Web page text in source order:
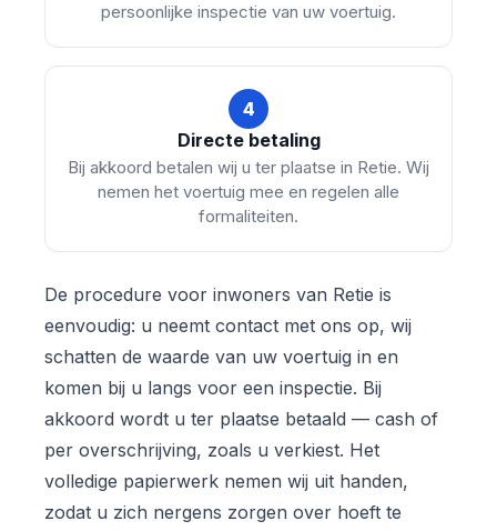
persoonlijke inspectie van uw voertuig.
4
Directe betaling
Bij akkoord betalen wij u ter plaatse in Retie. Wij
nemen het voertuig mee en regelen alle
formaliteiten.
De procedure voor inwoners van Retie is
eenvoudig: u neemt contact met ons op, wij
schatten de waarde van uw voertuig in en
komen bij u langs voor een inspectie. Bij
akkoord wordt u ter plaatse betaald — cash of
per overschrijving, zoals u verkiest. Het
volledige papierwerk nemen wij uit handen,
zodat u zich nergens zorgen over hoeft te